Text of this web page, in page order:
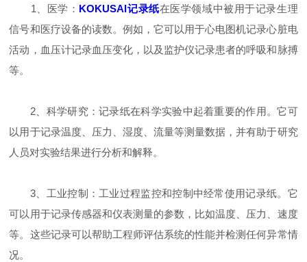
1、医学： KOKUSAI记录纸在医学领域中被用于记录生理
信号和医疗设备的读数。例如，它可以用于心电图机记录心脏电
活动，血压计记录血压变化，以及监护仪记录患者的呼吸和脉搏
等。
2、科学研究：记录纸在科学实验中起着重要的作用。它可
以用于记录温度、压力、湿度、流量等测量数据，并有助于研究
人员对实验结果进行分析和解释。
3、工业控制：工业过程监控和控制中经常使用记录纸。它
可以用于记录传感器和仪表测量的参数，比如温度、压力、速度
等。这些记录可以帮助工程师评估系统的性能并检测任何异常情
况。